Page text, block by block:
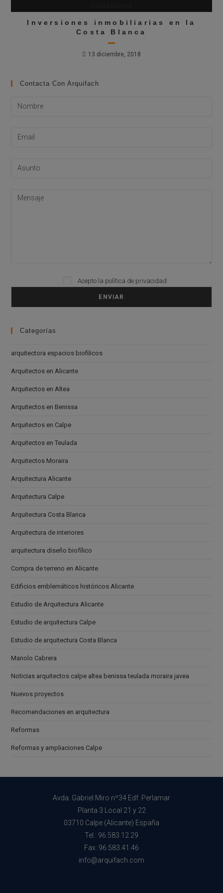
Inversiones inmobiliarias en la
Costa Blanca
13 diciembre, 2018
Contacta Con Arquifach
Please leave this field empty.
Acepto la política de privacidad
Categorías
arquitectora espacios biofilicos
Arquitectos en Alicante
Arquitectos en Altea
Arquitectos en Benissa
Arquitectos en Calpe
Arquitectos en Teulada
Arquitectos Moraira
Arquitectura Alicante
Arquitectura Calpe
Arquitectura Costa Blanca
Arquitectura de interiores
arquitectura diseño biofílico
Compra de terreno en Alicante
Edificios emblemáticos históricos Alicante
Estudio de Arquitectura Alicante
Estudio de arquitectura Calpe
Estudio de arquitectura Costa Blanca
Manolo Cabrera
Noticias arquitectos calpe altea benissa teulada moraira javea
Nuevos proyectos
Recomendaciones en arquitectura
Reformas
Reformas y ampliaciones Calpe
Avda. Gabriel Miro nº34 Edf. Perlamar
Planta 3 Local 21 y 22
03710 Calpe (Alicante) España
Tel.: 96.583.12.29
Fax: 96.583.41.46
info@arquifach.com